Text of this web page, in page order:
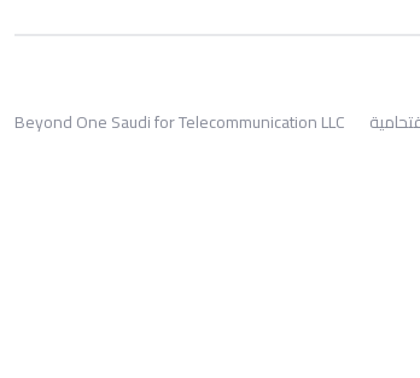
Beyond One Saudi for Telecommunication LLC